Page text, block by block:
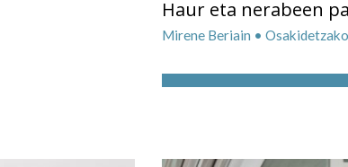
Haur eta nerabeen
Mirene Beriain •